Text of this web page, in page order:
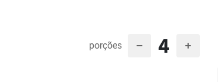
porções 4